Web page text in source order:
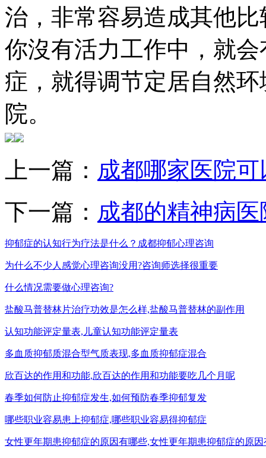
治，非常容易造成其他
你沒有活力工作中，就
症，就得调节定居自然
院。
上一篇： 成都哪家医院
下一篇： 成都的精神病
抑郁症的认知行为疗法是什么？成都抑郁心理咨询
为什么不少人感觉心理咨询没用?咨询师选择很重要
什么情况需要做心理咨询?
盐酸马普替林片治疗功效是怎么样,盐酸马普替林的副作用
认知功能评定量表,儿童认知功能评定量表
多血质抑郁质混合型气质表现,多血质抑郁症混合
欣百达的作用和功能,欣百达的作用和功能要吃几个月呢
春季如何防止抑郁症发生,如何预防春季抑郁复发
哪些职业容易患上抑郁症,哪些职业容易得抑郁症
女性更年期患抑郁症的原因有哪些,女性更年期患抑郁症的原